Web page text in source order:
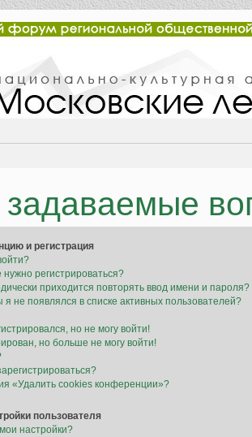
задаваемые
и регистрация
регистрироваться?
приходится повторять ввод имени и пароля?
я не появлялся в списке активных пользователей?
но не могу войти!
но больше не могу войти!
«Удалить cookies конференции»?
пользователя
настройки?